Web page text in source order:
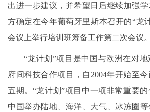
出进一步建议，并希望日后继续加强
方确定在今年葡萄牙里斯本召开的“龙
会议上举行培训班筹备工作第二次会议。
“龙计划”项目是中国与欧洲在对
府间科技合作项目，自2004年开始至
五期。“龙计划”项目中一项非常重要
中国举办陆地、海洋、大气、冰冻圈